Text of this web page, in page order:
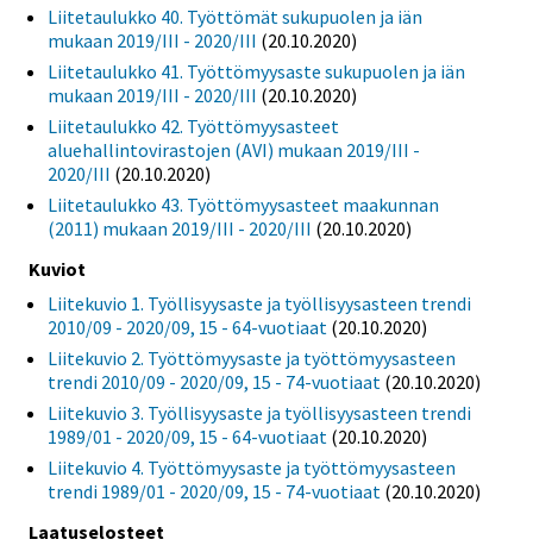
Liitetaulukko 40. Työttömät sukupuolen ja iän
mukaan 2019/III - 2020/III (20.10.2020)
Liitetaulukko 41. Työttömyysaste sukupuolen ja iän
mukaan 2019/III - 2020/III (20.10.2020)
Liitetaulukko 42. Työttömyysasteet
aluehallintovirastojen (AVI) mukaan 2019/III -
2020/III (20.10.2020)
Liitetaulukko 43. Työttömyysasteet maakunnan
(2011) mukaan 2019/III - 2020/III (20.10.2020)
Kuviot
Liitekuvio 1. Työllisyysaste ja työllisyysasteen trendi
2010/09 - 2020/09, 15 - 64-vuotiaat (20.10.2020)
Liitekuvio 2. Työttömyysaste ja työttömyysasteen
trendi 2010/09 - 2020/09, 15 - 74-vuotiaat (20.10.2020)
Liitekuvio 3. Työllisyysaste ja työllisyysasteen trendi
1989/01 - 2020/09, 15 - 64-vuotiaat (20.10.2020)
Liitekuvio 4. Työttömyysaste ja työttömyysasteen
trendi 1989/01 - 2020/09, 15 - 74-vuotiaat (20.10.2020)
Laatuselosteet